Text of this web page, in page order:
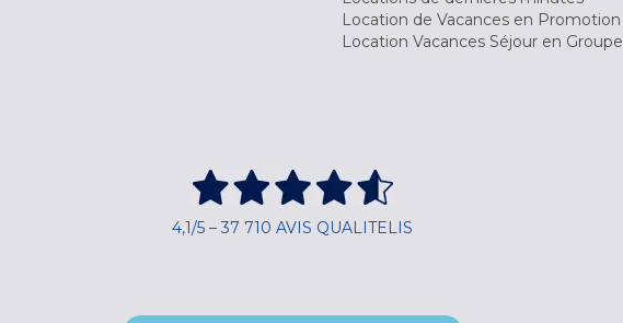
Location de Vacances en Promotion
Location Vacances Séjour en Groupe
4,1/5 – 37 710 AVIS QUALITELIS